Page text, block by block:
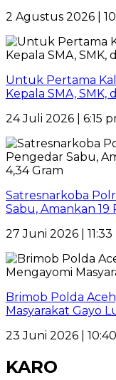
2 Agustus 2026 |
Untuk Pertama
Kepala SMA, SMK,
24 Juli 2026 | 6:15
Satresnarkoba
Sabu, Amankan
27 Juni 2026 |
Brimob Polda
Masyarakat Gayo
23 Juni 2026 |
KARO